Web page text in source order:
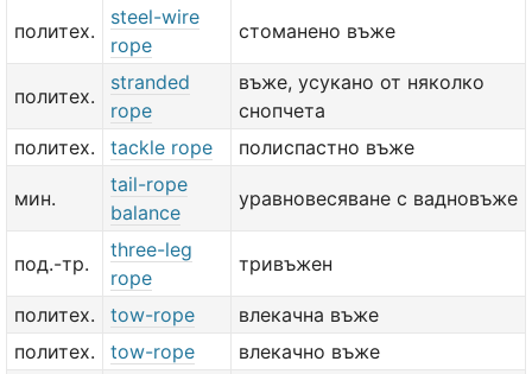
политех.
steel-wire
rope
стоманено въже
политех.
stranded
rope
въже, усукано от няколко
снопчета
политех.
tackle rope полиспастно въже
мин.
tail-rope
balance
уравновесяване с вадновъже
под.-тр.
three-leg
rope
тривъжен
политех. tow-rope
влекачна въже
политех.
tow-rope влекачно въже